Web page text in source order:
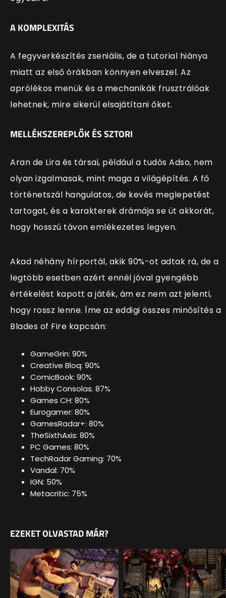
A KOMPLEXITÁS
A fegyverkészítés zseniális, de a tutorial hiánya
miatt az első órákban könnyen elveszel. Az
aprólékos menük és a mechanikák frusztrálóak
lehetnek, mire sikerül elsajátítani őket.
MELLÉKSZEREPLŐK ÉS SZTORI
Aran de Lira és társai, például a tudós Adso, nem
olyan izgalmasak, mint maga a világépítés. A fő
történetszál hangulatos, de kevés meglepetést
tartogat, és a karakterek drámája se üt akkorát,
hogy hosszú távon emlékezetes legyen.
Akad néhány hírportál, akik 90%-ot adtak rá, de a
legtöbb esetben azért ennél jóval gyengébb
értékelést kapott a játék, ám ez nem azt jelenti,
hogy rossz lenne. Íme az eddigi összes minősítés a
Blades of Fire kapcsán:
GameGrin: 90%
Creative Bloq: 90%
ComicBook: 90%
Hobby Consolas. 87%
Games CH: 80%
Eurogamer: 80%
GamesRadar+: 80%
TheSixthAxis: 80%
PC Games: 80%
TechRadar Gaming: 70%
Vandal: 70%
IGN: 50%
Metacritic: 75%
EZEKET OLVASTAD MÁR?